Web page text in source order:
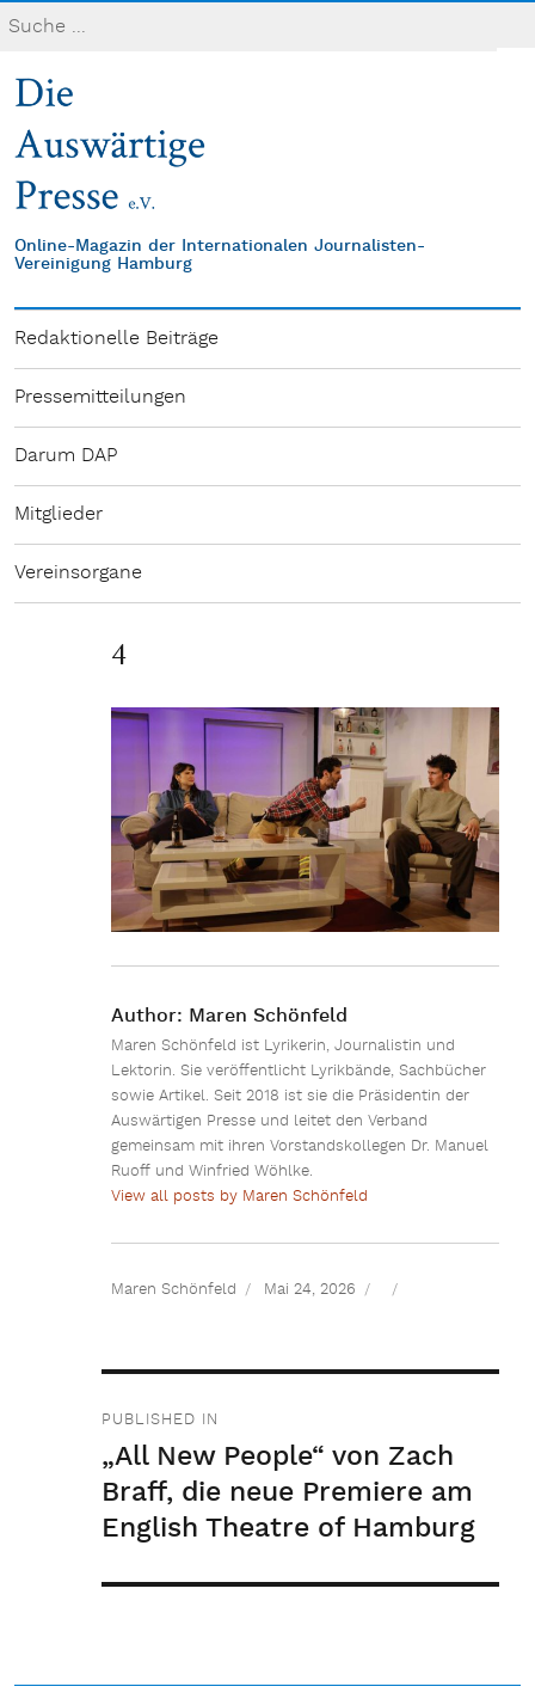
Online-Magazin der Internationalen Journalisten-
Vereinigung Hamburg
Redaktionelle Beiträge
Pressemitteilungen
Darum DAP
Mitglieder
Vereinsorgane
4
Author: Maren Schönfeld
Maren Schönfeld ist Lyrikerin, Journalistin und
Lektorin. Sie veröffentlicht Lyrikbände, Sachbücher
sowie Artikel. Seit 2018 ist sie die Präsidentin der
Auswärtigen Presse und leitet den Verband
gemeinsam mit ihren Vorstandskollegen Dr. Manuel
Ruoff und Winfried Wöhlke.
View all posts by Maren Schönfeld
Maren Schönfeld Mai 24, 2026
Beitragsnavigation
PUBLISHED IN
„All New People“ von Zach
Braff, die neue Premiere am
English Theatre of Hamburg